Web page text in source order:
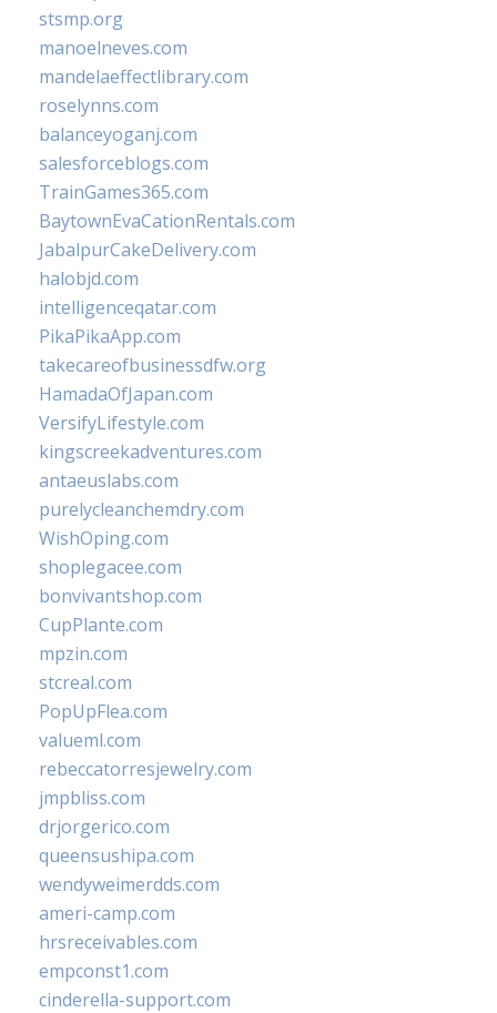
stsmp.org
manoelneves.com
mandelaeffectlibrary.com
roselynns.com
balanceyoganj.com
salesforceblogs.com
TrainGames365.com
BaytownEvaCationRentals.com
JabalpurCakeDelivery.com
halobjd.com
intelligenceqatar.com
PikaPikaApp.com
takecareofbusinessdfw.org
HamadaOfJapan.com
VersifyLifestyle.com
kingscreekadventures.com
antaeuslabs.com
purelycleanchemdry.com
WishOping.com
shoplegacee.com
bonvivantshop.com
CupPlante.com
mpzin.com
stcreal.com
PopUpFlea.com
valueml.com
rebeccatorresjewelry.com
jmpbliss.com
drjorgerico.com
queensushipa.com
wendyweimerdds.com
ameri-camp.com
hrsreceivables.com
empconst1.com
cinderella-support.com